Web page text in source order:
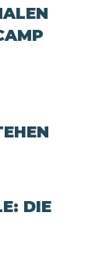
DIE